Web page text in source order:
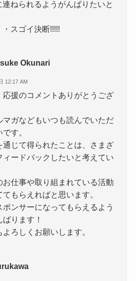
ねられるようがんばりたいと
スゴイ決断!!!!!
Okunari
12:17 AM
応援のコメントありがとうござ
マガなどもいつも読んでいただ
す。
通じて得られたことは、さまざ
ィードバックしたいと考えてい
お仕事や取り組まれている活動
もらえればと思います。
ポンサーになってもらえるよう
ります！
よろしくお願いします。